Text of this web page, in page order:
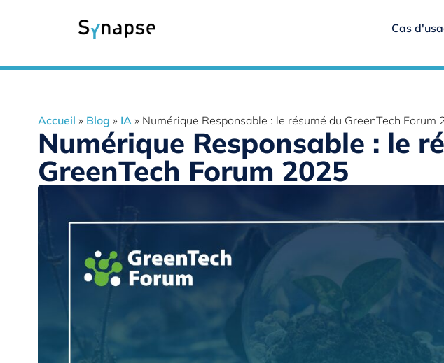
Cas
Accueil » Blog » IA» Numérique Responsable : le résumé du GreenTech Forum
Numérique Responsable : le
GreenTech Forum 2025